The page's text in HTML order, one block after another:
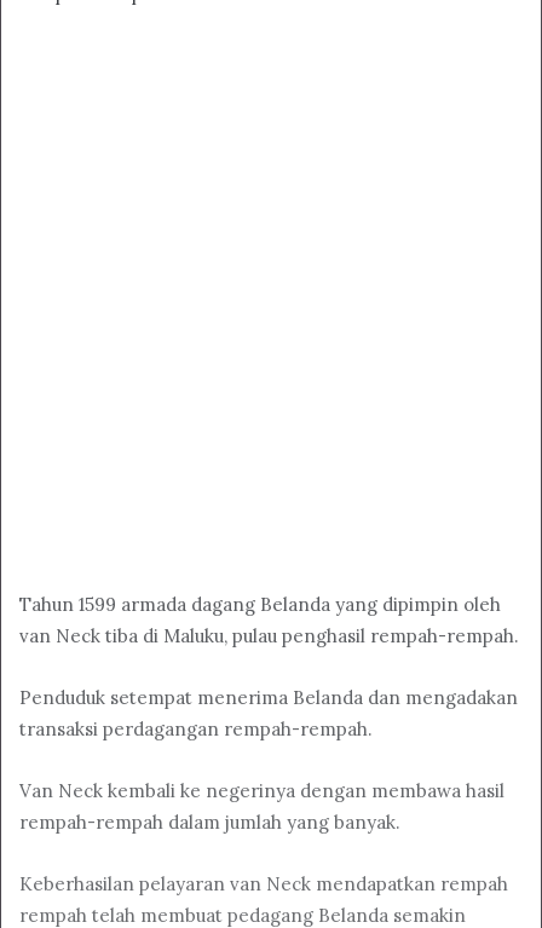
Tahun 1599 armada dagang Belanda yang dipimpin oleh
van Neck tiba di Maluku, pulau penghasil rempah-rempah.
Penduduk setempat menerima Belanda dan mengadakan
transaksi perdagangan rempah-rempah.
Van Neck kembali ke negerinya dengan membawa hasil
rempah-rempah dalam jumlah yang banyak.
Keberhasilan pelayaran van Neck mendapatkan rempah
rempah telah membuat pedagang Belanda semakin